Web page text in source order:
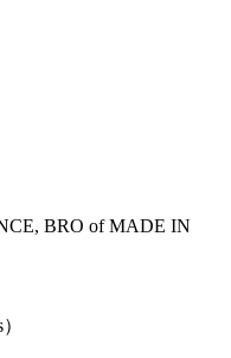
BRO of MADE IN